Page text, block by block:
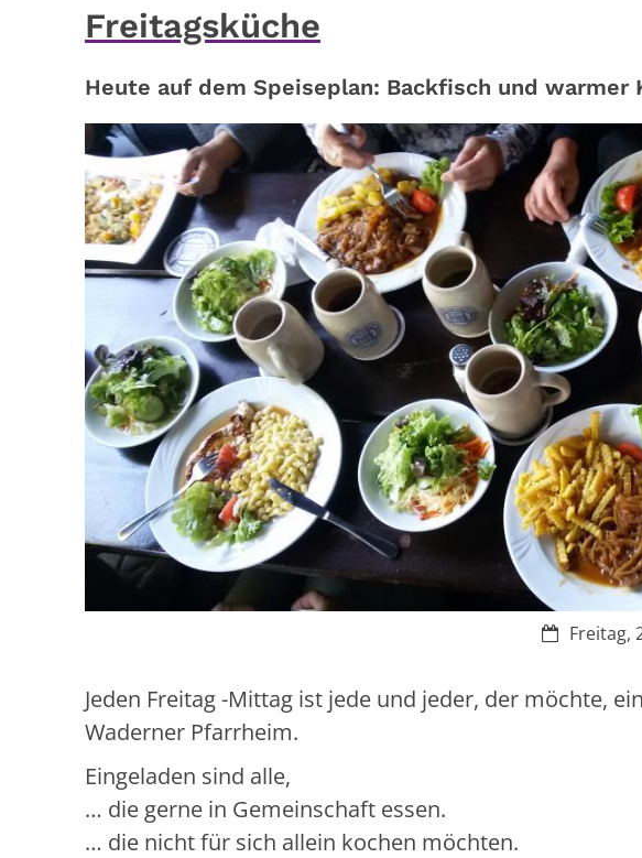
Freitagsküche
Heute auf dem Speiseplan: Backfisch und warmer
Datum:Freitag,
Jeden Freitag -Mittag ist jede und jeder, der möchte,
Waderner Pfarrheim.
Eingeladen sind alle,
… die gerne in Gemeinschaft essen.
… die nicht für sich allein kochen möchten.